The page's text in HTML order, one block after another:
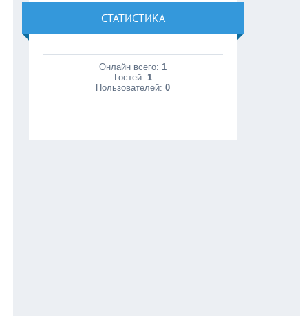
СТАТИСТИКА
Онлайн всего:1
Гостей: 1
Пользователей:0